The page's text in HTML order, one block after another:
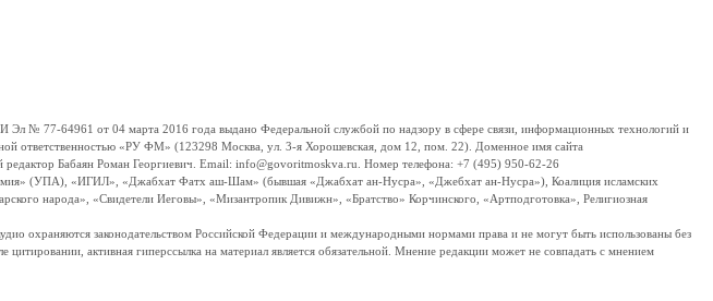
№ 77-64961 от 04 марта 2016 года выдано Федеральной службой по надзору в сфере связи, информационных технологий и
ответственностью «РУ ФМ» (123298 Москва, ул. 3-я Хорошевская, дом 12, пом. 22). Доменное имя сайта
Бабаян Роман Георгиевич. Email: info@govoritmoskva.ru. Номер телефона: +7 (495) 950-62-26
армия» (УПА), «ИГИЛ», «Джабхат Фатх аш-Шам» (бывшая «Джабхат ан-Нусра», «Джебхат ан-Нусра»), Коалиция исламских
народа», «Свидетели Иеговы», «Мизантропик Дивижн», «Братство» Корчинского, «Артподготовка», Религиозная
охраняются законодательством Российской Федерации и международными нормами права и не могут быть использованы без
активная гиперссылка на материал является обязательной. Мнение редакции может не совпадать с мнением